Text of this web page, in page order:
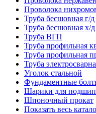
Проволока
Труба бесшовная г/д
Труба бесшовная х/д
Труба ВГП
Труба профильная
Труба профильная
Труба
Уголок стальной
Фундаментные
Шарики для
Шпоночный прокат
Показать весь